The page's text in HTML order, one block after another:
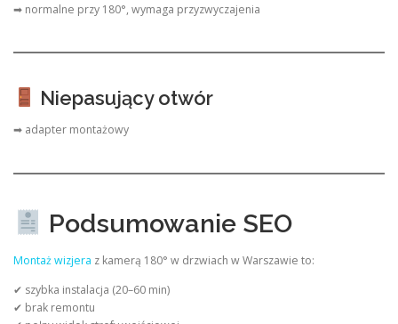
➡ normalne przy 180°, wymaga przyzwyczajenia
Niepasujący otwór
➡ adapter montażowy
Podsumowanie SEO
Montaż wizjera z kamerą 180° w drzwiach w Warszawie to:
✔ szybka instalacja (20–60 min)
✔ brak remontu